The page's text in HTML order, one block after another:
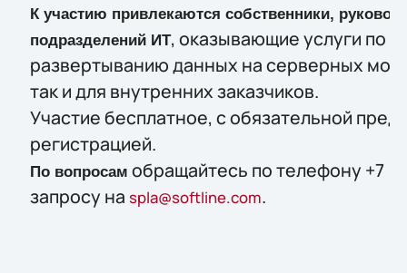
К участию привлекаются собственники,
подразделений ИТ, оказывающие услуги по
развертыванию данных на серверных
так и для внутренних заказчиков.
Участие бесплатное, с обязательной
регистрацией.
По вопросам обращайтесь по телефону +7
запросу на spla@softline.com.